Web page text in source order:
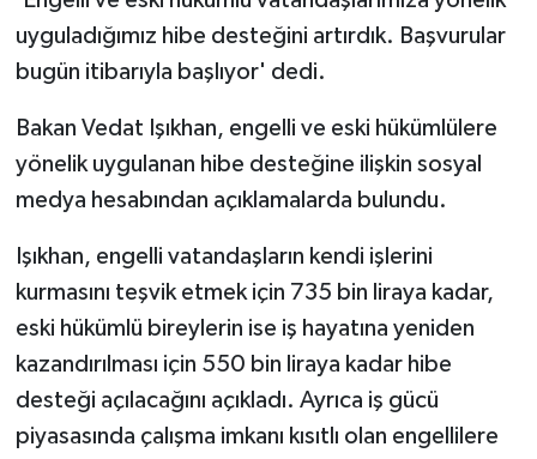
uyguladığımız hibe desteğini artırdık. Başvurular
bugün itibarıyla başlıyor' dedi.
Bakan Vedat Işıkhan, engelli ve eski hükümlülere
yönelik uygulanan hibe desteğine ilişkin sosyal
medya hesabından açıklamalarda bulundu.
Işıkhan, engelli vatandaşların kendi işlerini
kurmasını teşvik etmek için 735 bin liraya kadar,
eski hükümlü bireylerin ise iş hayatına yeniden
kazandırılması için 550 bin liraya kadar hibe
desteği açılacağını açıkladı. Ayrıca iş gücü
piyasasında çalışma imkanı kısıtlı olan engellilere